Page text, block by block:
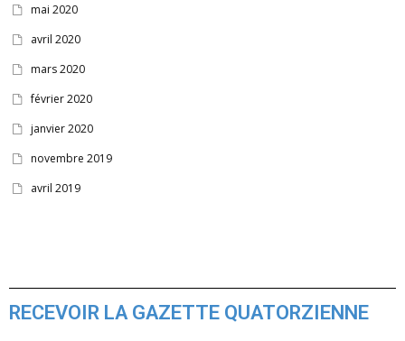
mai 2020
avril 2020
mars 2020
février 2020
janvier 2020
novembre 2019
avril 2019
RECEVOIR LA GAZETTE QUATORZIENNE